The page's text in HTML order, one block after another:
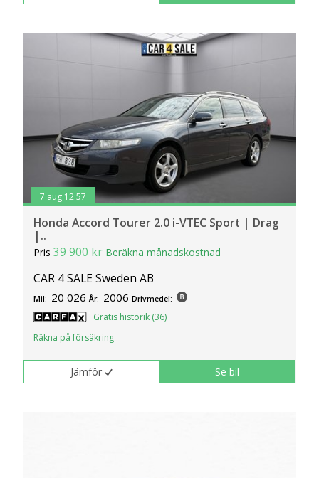
7 aug 12:57
Honda Accord Tourer 2.0 i-VTEC Sport | Drag
|..
Pris39 900 kr Beräkna månadskostnad
CAR 4 SALE Sweden AB
Mil: 20 026 År: 2006 Drivmedel:
Gratis historik (36)
Räkna på försäkring
Jämför Se bil